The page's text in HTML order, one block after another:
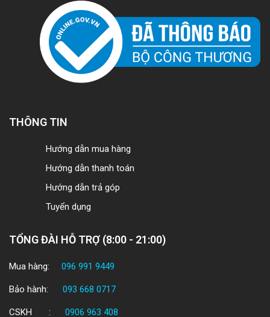
THÔNG TIN
Hướng dẫn mua hàng
Hướng dẫn thanh toán
Hướng dẫn trả góp
Tuyển dụng
TỔNG ĐÀI HỖ TRỢ (8:00 - 21:00)
Mua hàng: 096 991 9449
Bảo hành: 093 668 0717
CSKH : 0906 963 408